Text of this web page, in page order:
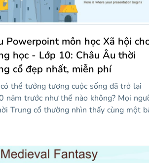
Powerpoint môn học Xã hội
học - Lớp 10: Châu Âu thời
cổ đẹp nhất, miễn phí
thể tưởng tượng cuộc sống đã trở lại
năm trước như thế nào không? Mọi
Trung cổ thường nhìn thấy cùng một
bị một bài học về Châu Âu thời Trung
này đầy đủ các hình ảnh minh họa lấy